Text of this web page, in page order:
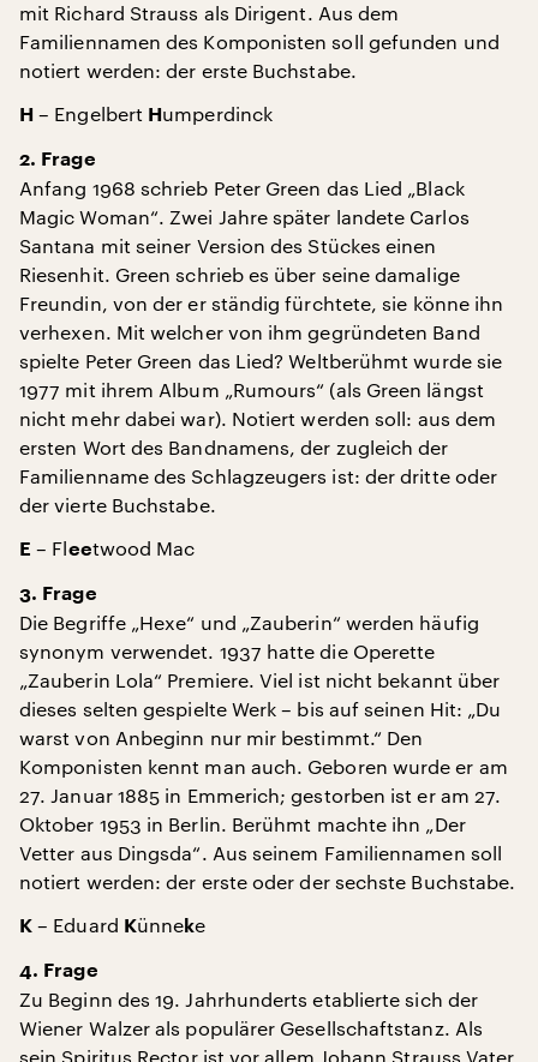
mit Richard Strauss als Dirigent. Aus dem
Familiennamen des Komponisten soll gefunden und
notiert werden: der erste Buchstabe.
H – Engelbert H umperdinck
2. Frage
Anfang 1968 schrieb Peter Green das Lied „Black
Magic Woman“. Zwei Jahre später landete Carlos
Santana mit seiner Version des Stückes einen
Riesenhit. Green schrieb es über seine damalige
Freundin, von der er ständig fürchtete, sie könne ihn
verhexen. Mit welcher von ihm gegründeten Band
spielte Peter Green das Lied? Weltberühmt wurde sie
1977 mit ihrem Album „Rumours“ (als Green längst
nicht mehr dabei war). Notiert werden soll: aus dem
ersten Wort des Bandnamens, der zugleich der
Familienname des Schlagzeugers ist: der dritte oder
der vierte Buchstabe.
E – Fleetwood Mac
3. Frage
Die Begriffe „Hexe“ und „Zauberin“ werden häufig
synonym verwendet. 1937 hatte die Operette
„Zauberin Lola“ Premiere. Viel ist nicht bekannt über
dieses selten gespielte Werk – bis auf seinen Hit: „Du
warst von Anbeginn nur mir bestimmt.“ Den
Komponisten kennt man auch. Geboren wurde er am
27. Januar 1885 in Emmerich; gestorben ist er am 27.
Oktober 1953 in Berlin. Berühmt machte ihn „Der
Vetter aus Dingsda“. Aus seinem Familiennamen soll
notiert werden: der erste oder der sechste Buchstabe.
K – Eduard Künneke
4. Frage
Zu Beginn des 19. Jahrhunderts etablierte sich der
Wiener Walzer als populärer Gesellschaftstanz. Als
sein Spiritus Rector ist vor allem Johann Strauss Vater